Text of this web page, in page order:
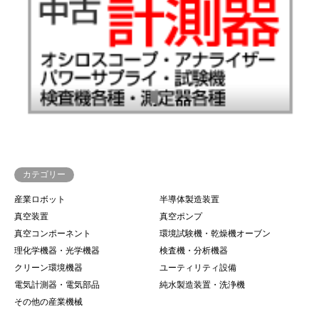
カテゴリー
産業ロボット
半導体製造装置
真空装置
真空ポンプ
真空コンポーネント
環境試験機・乾燥機オーブン
理化学機器・光学機器
検査機・分析機器
クリーン環境機器
ユーティリティ設備
電気計測器・電気部品
純水製造装置・洗浄機
その他の産業機械